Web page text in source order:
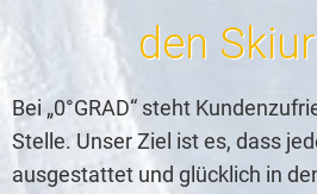
den
Bei „0°GRAD“ steht
Stelle. Unser Ziel ist es, dass
ausgestattet und glücklich in